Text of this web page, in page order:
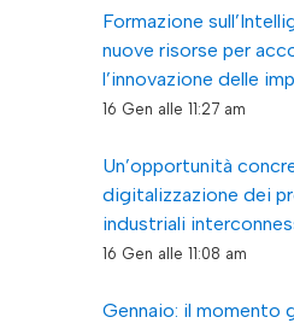
Formazione
nuove risorse per
l’innovazione delle
16 Gen alle 11:27 am
Un’opportunità
digitalizzazione dei
industriali
16 Gen alle 11:08 am
Gennaio: il momento